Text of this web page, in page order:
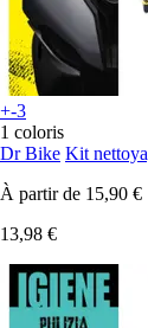
+-3
1 coloris
Dr Bike Kit
À partir de 15,90 €
13,98 €